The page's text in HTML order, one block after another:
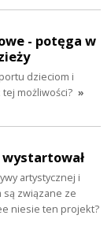
- potęga w
dzieciom i
tej możliwości? »
artystycznej i
są związane ze
niesie ten projekt?